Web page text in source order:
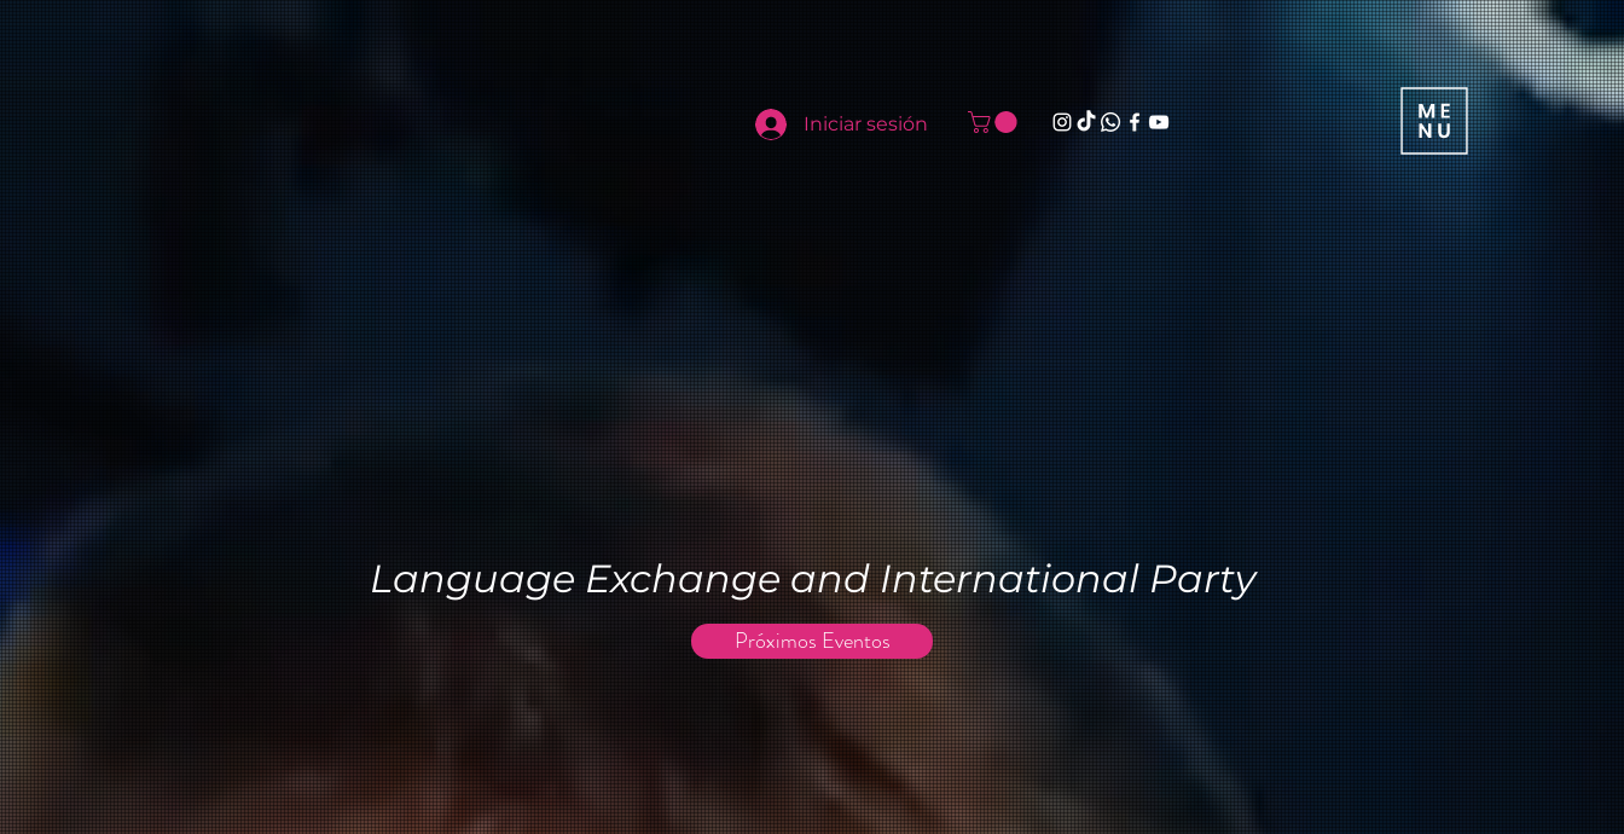
Iniciar sesión
Language Exchange and International Party
Próximos Eventos